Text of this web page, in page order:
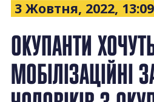
3 Жовтня, 2022, 13:09
ОКУПАНТИ
МОБІЛІЗАЦІЙНІ